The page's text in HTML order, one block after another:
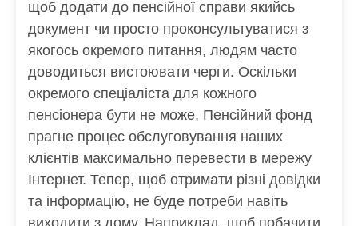
щоб додати до пенсійної справи якийсь
документ чи просто проконсультуватися з
якогось окремого питання, людям часто
доводиться вистоювати черги. Оскільки
окремого спеціаліста для кожного
пенсіонера бути не може, Пенсійний фонд
прагне процес обслуговування наших
клієнтів максимально перевести в мережу
Інтернет. Тепер, щоб отримати різні довідки
та інформацію, не буде потреби навіть
виходити з дому. Наприклад, щоб побачити